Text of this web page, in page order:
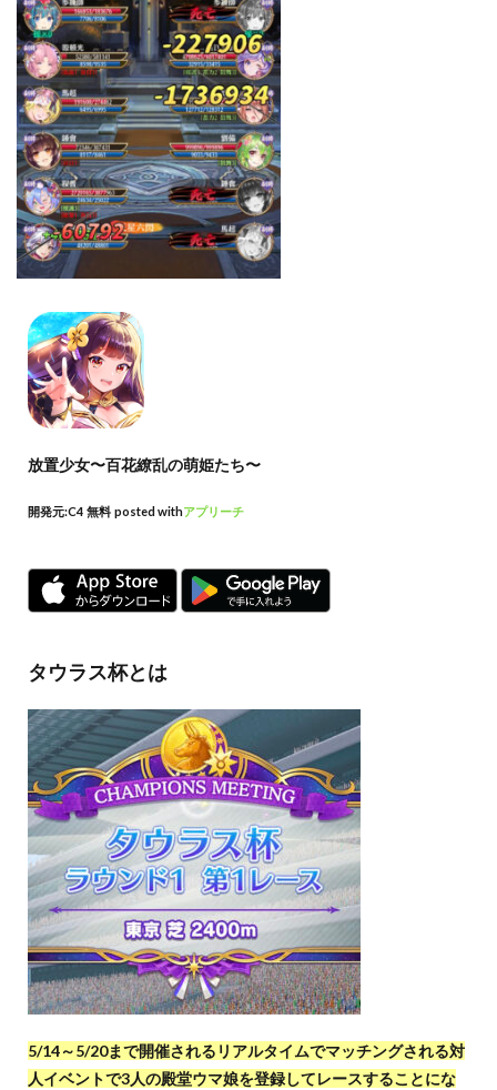
放置少女〜百花繚乱の萌姫たち〜
開発元:C4 無料 posted withアプリーチ
タウラス杯とは
5/14～5/20まで開催されるリアルタイムでマッチングされる対
人イベントで3人の殿堂ウマ娘を登録してレースすることにな